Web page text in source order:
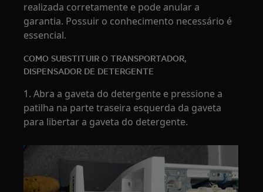
realizada corretamente e pode anular a
garantia. Possuir o conhecimento necessário é
essencial.
COMO SUBSTITUIR O TRANSPORTADOR,
DISPENSADOR DE DETERGENTE
1. Abra a gaveta do detergente e pressione a
patilha na parte traseira esquerda da gaveta
para libertar a gaveta do detergente.